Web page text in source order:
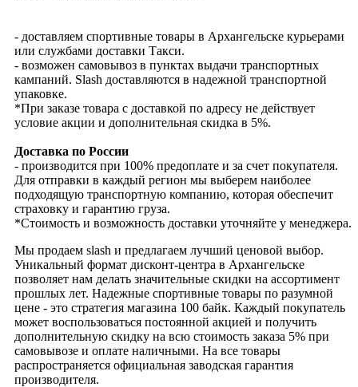
- доставляем спортивные товары в Архангельске курьерами
или службами доставки Такси.
- возможен самовывоз в пунктах выдачи транспортных
кампаний. Slash доставляются в надежной транспортной
упаковке.
*При заказе товара с доставкой по адресу не действует
условие акции и дополнительная скидка в 5%.
Доставка по России
- производится при 100% предоплате и за счет покупателя.
Для отправки в каждый регион мы выберем наиболее
подходящую транспортную компанию, которая обеспечит
страховку и гарантию груза.
*Стоимость и возможность доставки уточняйте у менеджера.
Мы продаем slash и предлагаем лучший ценовой выбор.
Уникальный формат дисконт-центра в Архангельске
позволяет нам делать значительные скидки на ассортимент
прошлых лет. Надежные спортивные товары по разумной
цене - это стратегия магазина 100 байк. Каждый покупатель
может воспользоваться постоянной акцией и получить
дополнительную скидку на всю стоимость заказа 5% при
самовывозе и оплате наличными. На все товары
распространяется официальная заводская гарантия
производителя.